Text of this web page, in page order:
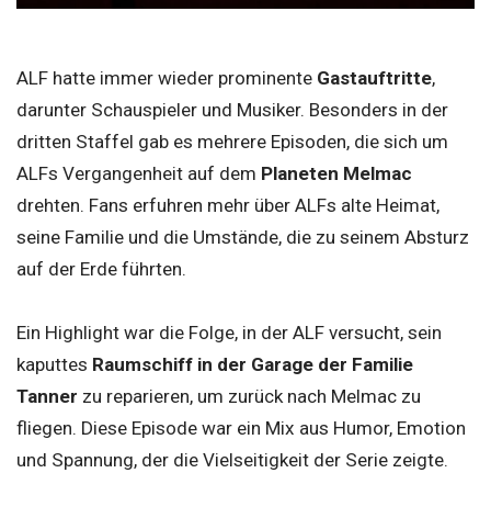
ALF hatte immer wieder prominente Gastauftritte,
darunter Schauspieler und Musiker. Besonders in der
dritten Staffel gab es mehrere Episoden, die sich um
ALFs Vergangenheit auf dem Planeten Melmac
drehten. Fans erfuhren mehr über ALFs alte Heimat,
seine Familie und die Umstände, die zu seinem Absturz
auf der Erde führten.
Ein Highlight war die Folge, in der ALF versucht, sein
kaputtes Raumschiff in der Garage der Familie
Tanner zu reparieren, um zurück nach Melmac zu
fliegen. Diese Episode war ein Mix aus Humor, Emotion
und Spannung, der die Vielseitigkeit der Serie zeigte.